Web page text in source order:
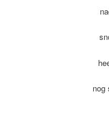
nog